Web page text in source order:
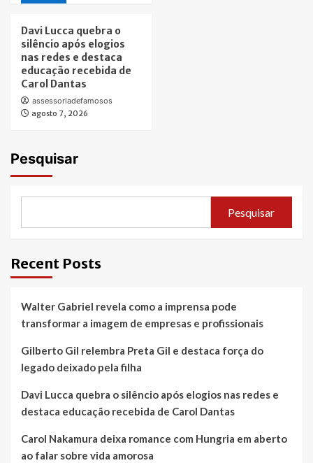
Davi Lucca quebra o
silêncio após elogios
nas redes e destaca
educação recebida de
Carol Dantas
assessoriadefamosos
agosto 7, 2026
Pesquisar
Pesquisar
Recent Posts
Walter Gabriel revela como a imprensa pode
transformar a imagem de empresas e profissionais
Gilberto Gil relembra Preta Gil e destaca força do
legado deixado pela filha
Davi Lucca quebra o silêncio após elogios nas redes e
destaca educação recebida de Carol Dantas
Carol Nakamura deixa romance com Hungria em aberto
ao falar sobre vida amorosa